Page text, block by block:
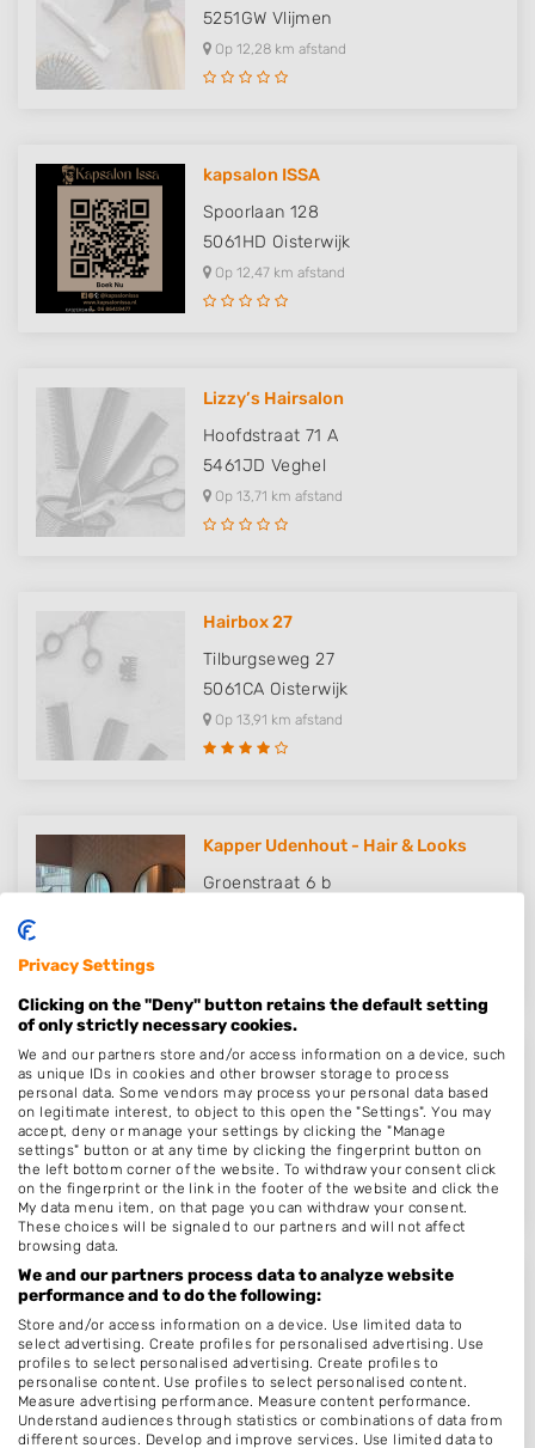
5251GW Vlijmen
Op 12,28 km afstand
kapsalon ISSA
Spoorlaan 128
5061HD Oisterwijk
Op 12,47 km afstand
Lizzy’s Hairsalon
Hoofdstraat 71 A
5461JD Veghel
Op 13,71 km afstand
Hairbox 27
Tilburgseweg 27
5061CA Oisterwijk
Op 13,91 km afstand
Kapper Udenhout - Hair & Looks
Groenstraat 6 b
Haarmode Jolanda
Goudrenet 22
5688VV Oirschot
Op 15,00 km afstand
HairLXRY
Korenmolen 49
5057BA Berkel-Enschot
Op 15,87 km afstand
Privacy Settings
Clicking on the "Deny" button retains the default setting
of only strictly necessary cookies.
We and our partners store and/or access information on a device, such
as unique IDs in cookies and other browser storage to process
personal data. Some vendors may process your personal data based
on legitimate interest, to object to this open the "Settings". You may
accept, deny or manage your settings by clicking the "Manage
settings" button or at any time by clicking the fingerprint button on
the left bottom corner of the website. To withdraw your consent click
on the fingerprint or the link in the footer of the website and click the
My data menu item, on that page you can withdraw your consent.
These choices will be signaled to our partners and will not affect
browsing data.
We and our partners process data to analyze website
performance and to do the following:
Store and/or access information on a device. Use limited data to
select advertising. Create profiles for personalised advertising. Use
profiles to select personalised advertising. Create profiles to
personalise content. Use profiles to select personalised content.
Measure advertising performance. Measure content performance.
Understand audiences through statistics or combinations of data from
different sources. Develop and improve services. Use limited data to